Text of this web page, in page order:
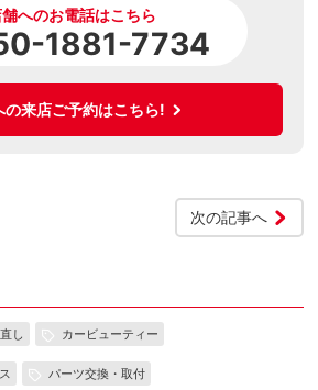
舗へのお電話はこちら
1881-7734
の来店ご予約はこちら!
次の記事へ
し カービューティー
パーツ交換・取付